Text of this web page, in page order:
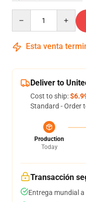
Esta venta
Deliver to
Cost to ship:
Standard - Order
Production
Today
Transacción
Entrega mundial